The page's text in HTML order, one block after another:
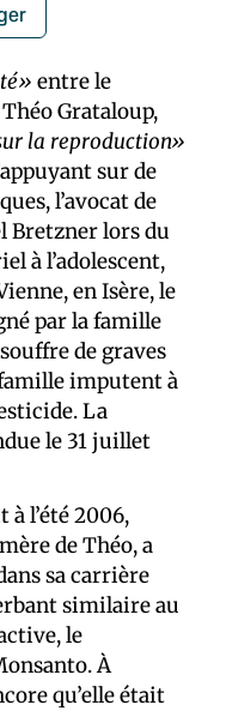
entre le
Grataloup,
la reproduction»
sur de
l’avocat de
Bretzner lors du
à l’adolescent,
en Isère, le
par la famille
de graves
imputent à
La
le 31 juillet
l’été 2006,
de Théo, a
sa carrière
similaire au
le
À
qu’elle était